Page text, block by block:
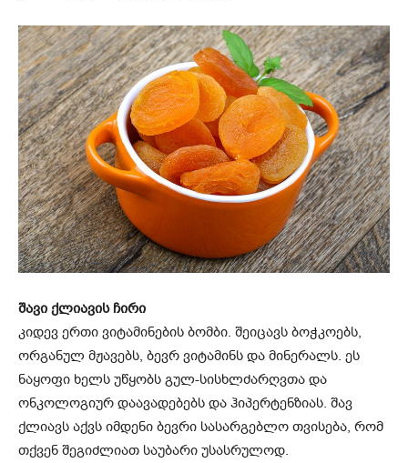
შავი ქლიავის ჩირი
კიდევ ერთი ვიტამინების ბომბი. შეიცავს ბოჭკოებს,
ორგანულ მჟავებს, ბევრ ვიტამინს და მინერალს. ეს
ნაყოფი ხელს უწყობს გულ-სისხლძარღვთა და
ონკოლოგიურ დაავადებებს და ჰიპერტენზიას. შავ
ქლიავს აქვს იმდენი ბევრი სასარგებლო თვისება, რომ
თქვენ შეგიძლიათ საუბარი უსასრულოდ.